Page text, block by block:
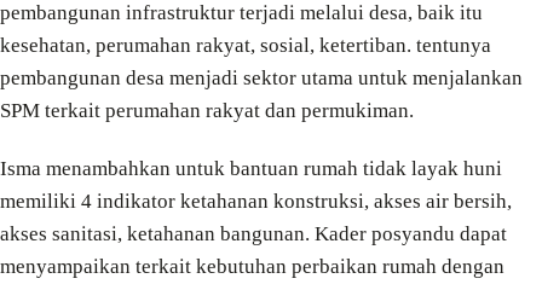
pembangunan infrastruktur terjadi melalui desa, baik itu
kesehatan, perumahan rakyat, sosial, ketertiban. tentunya
pembangunan desa menjadi sektor utama untuk menjalankan
SPM terkait perumahan rakyat dan permukiman.
Isma menambahkan untuk bantuan rumah tidak layak huni
memiliki 4 indikator ketahanan konstruksi, akses air bersih,
akses sanitasi, ketahanan bangunan. Kader posyandu dapat
menyampaikan terkait kebutuhan perbaikan rumah dengan